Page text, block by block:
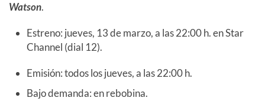
Watson.
Estreno: jueves, 13 de marzo, a las 22:00 h. en Star
Channel (dial 12).
Emisión: todos los jueves, a las 22:00 h.
Bajo demanda: en rebobina.